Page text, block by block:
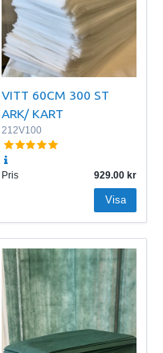
VITT 60CM 300 ST
ARK/ KART
212V100
Pris 929.00
Visa